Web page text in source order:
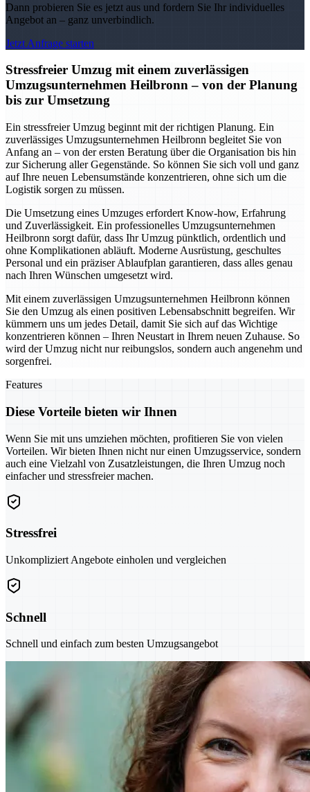
Dann probieren Sie es jetzt aus und fordern Sie Ihr individuelles
Angebot an – ganz unverbindlich.
Jetzt Anfrage starten
Stressfreier Umzug mit einem zuverlässigen
Umzugsunternehmen Heilbronn – von der Planung
bis zur Umsetzung
Ein stressfreier Umzug beginnt mit der richtigen Planung. Ein
zuverlässiges Umzugsunternehmen Heilbronn begleitet Sie von
Anfang an – von der ersten Beratung über die Organisation bis hin
zur Sicherung aller Gegenstände. So können Sie sich voll und ganz
auf Ihre neuen Lebensumstände konzentrieren, ohne sich um die
Logistik sorgen zu müssen.
Die Umsetzung eines Umzuges erfordert Know-how, Erfahrung
und Zuverlässigkeit. Ein professionelles Umzugsunternehmen
Heilbronn sorgt dafür, dass Ihr Umzug pünktlich, ordentlich und
ohne Komplikationen abläuft. Moderne Ausrüstung, geschultes
Personal und ein präziser Ablaufplan garantieren, dass alles genau
nach Ihren Wünschen umgesetzt wird.
Mit einem zuverlässigen Umzugsunternehmen Heilbronn können
Sie den Umzug als einen positiven Lebensabschnitt begreifen. Wir
kümmern uns um jedes Detail, damit Sie sich auf das Wichtige
konzentrieren können – Ihren Neustart in Ihrem neuen Zuhause. So
wird der Umzug nicht nur reibungslos, sondern auch angenehm und
sorgenfrei.
Features
Diese Vorteile bieten wir Ihnen
Wenn Sie mit uns umziehen möchten, profitieren Sie von vielen
Vorteilen. Wir bieten Ihnen nicht nur einen Umzugsservice, sondern
auch eine Vielzahl von Zusatzleistungen, die Ihren Umzug noch
einfacher und stressfreier machen.
Stressfrei
Unkompliziert Angebote einholen und vergleichen
Schnell
Schnell und einfach zum besten Umzugsangebot